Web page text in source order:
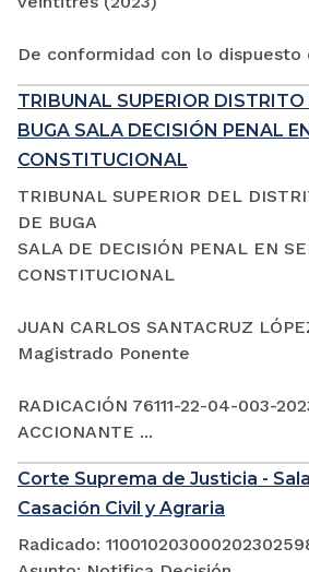
De conformidad con lo dispuesto
TRIBUNAL SUPERIOR
BUGA SALA DECISIÓN PENAL
CONSTITUCIONAL
TRIBUNAL SUPERIOR DEL
DE BUGA
SALA DE DECISIÓN PENAL EN
CONSTITUCIONAL
JUAN CARLOS SANTACRUZ
Magistrado Ponente
RADICACIÓN 76111-22-04-003-
ACCIONANTE ...
Corte Suprema de Justicia -
Casación Civil y Agraria
Radicado: